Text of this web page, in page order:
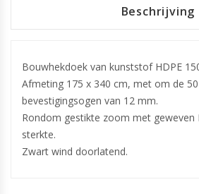
Beschrijving
Bouwhekdoek van kunststof HDPE
Afmeting 175 x 340 cm, met om de
bevestigingsogen van 12 mm.
Rondom gestikte zoom met geweven
sterkte.
Zwart wind doorlatend.